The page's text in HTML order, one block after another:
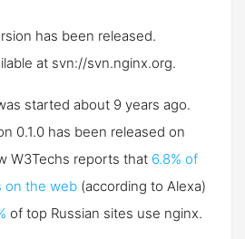
has been released.
at svn://svn.nginx.org.
started about 9 years ago.
0.1.0 has been released on
W3Techs reports that 6.8% of
on the web (according to Alexa)
of top Russian sites use nginx.